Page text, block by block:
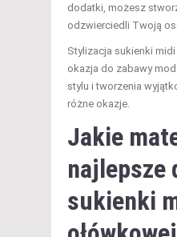
dodatki, możesz
odzwierciedli Twoją
Stylizacja sukienki
okazja do zabawy
stylu i tworzenia
różne okazje.
Jakie
najlepsze
sukienki